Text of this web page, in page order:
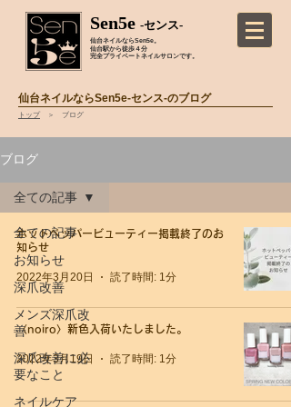
仙台ネイルならSen5e。
仙台駅から徒歩４分
完全プライベートネイルサロンです。
Sen5e -センス-
仙台ネイルならSen5e-センス-のブログ
トップ ＞ ブログ
ブログ
全ての記事
お知らせ
深爪改善
メンズ深爪改
善
深爪改善に必
要なこと
ネイルケア
全ての記事
ホットペッパービューティー掲載終了のお
知らせ
2022年3月20日 読了時間: 1分
〈noiro〉新色入荷いたしました。
2022年3月19日 読了時間: 1分